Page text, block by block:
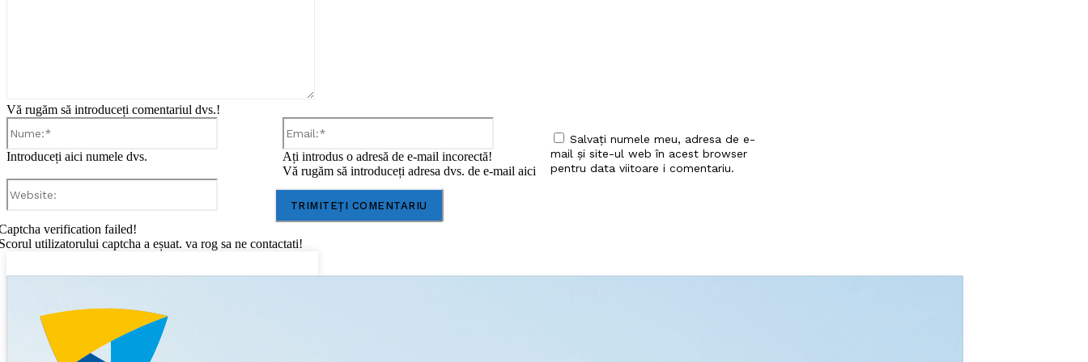
Vă rugăm să introduceți comentariul dvs.!
Introduceți aici numele dvs.
Email:*
Ați introdus o adresă de e-mail incorectă!
Vă rugăm să introduceți adresa dvs. de e-mail aici
Salvați numele meu, adresa de e-
mail și site-ul web în acest browser
pentru data viitoare i comentariu.
verification failed!
utilizatorului captcha a eșuat. va rog sa ne contactati!